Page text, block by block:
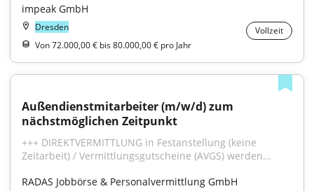
impeak GmbH
Dresden
Vollzeit
Von 72.000,00 € bis 80.000,00 € pro Jahr
Außendienstmitarbeiter (m/w/d) zum
nächstmöglichen Zeitpunkt
+++ DIREKTVERMITTLUNG in Festanstellung (keine
Zeitarbeit) / Vermittlungsgutscheine (AVGS) werden...
RADAS Jobbörse & Personalvermittlung GmbH